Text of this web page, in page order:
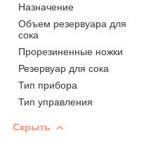
Назначение
Объем резервуара для
сока
Прорезиненные ножки
Резервуар для сока
Тип прибора
Тип управления
Скрыть